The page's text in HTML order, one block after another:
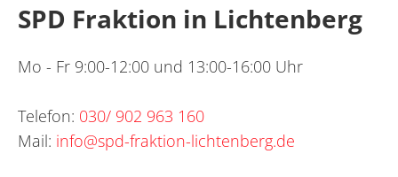
SPD Fraktion in Lichtenberg
Mo - Fr 9:00-12:00 und 13:00-16:00 Uhr
Telefon: 030/ 902 963 160
Mail: info@spd-fraktion-lichtenberg.de